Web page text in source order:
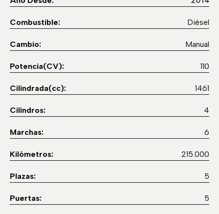
Combustible: Diésel
Cambio: Manual
Potencia(CV): 110
Cilindrada(cc): 1461
Cilindros: 4
Marchas: 6
Kilómetros: 215.000
Plazas: 5
Puertas: 5